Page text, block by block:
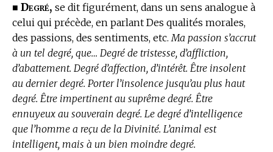
■ Degré, se dit figurément, dans un sens analogue à
celui qui précède, en parlant Des qualités morales,
des passions, des sentiments, etc.Ma passion s’accrut
à un tel degré, que… Degré de tristesse, d’affliction,
d’abattement. Degré d’affection, d’intérêt. Être insolent
au dernier degré. Porter l’insolence jusqu’au plus haut
degré. Être impertinent au suprême degré. Être
ennuyeux au souverain degré. Le degré d’intelligence
que l’homme a reçu de la Divinité. L’animal est
intelligent, mais à un bien moindre degré.